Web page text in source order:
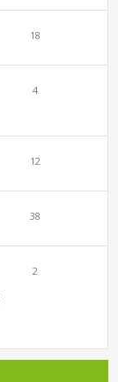
18
4
12
38
2